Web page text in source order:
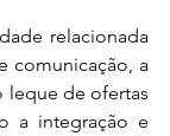
relacionada
comunicação, a
leque de ofertas
a integração e